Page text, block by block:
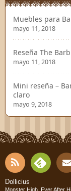
Muebles para
mayo 11, 2018
Reseña The
mayo 11, 2018
Mini reseña –
claro
mayo 9, 2018
RSS
Dollicius
Monster High, Ever After